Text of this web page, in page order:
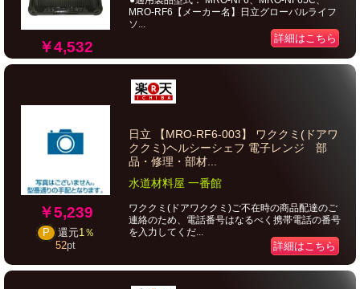
￥4,532
MRO-RF6【メーカー名】日立グローバルライフ
ソ...
詳細はこちら
￥5,239
P 還元1％
52pt
日立 【MRO-RF6-003】 ワククミ(ドアワ
ククミ)ヘルシーシェフ 電子レンジ 部
品・修理・部材...
水道材料屋 一番館
ワククミ(ドアワククミ)ご不在時の商品配達のご
連絡のため、電話番号はなるべく携帯電話の番号
を入力してくだ...
詳細はこちら